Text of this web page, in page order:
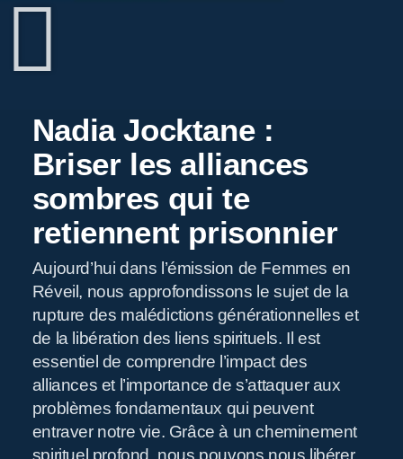
Nadia Jocktane :
Briser les alliances
sombres qui te
retiennent prisonnier
Aujourd’hui dans l’émission de Femmes en
Réveil, nous approfondissons le sujet de la
rupture des malédictions générationnelles et
de la libération des liens spirituels. Il est
essentiel de comprendre l’impact des
alliances et l’importance de s’attaquer aux
problèmes fondamentaux qui peuvent
entraver notre vie. Grâce à un cheminement
spirituel profond, nous pouvons nous libérer